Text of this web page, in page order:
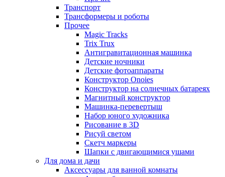
Транспорт
Трансформеры и роботы
Прочее
Magic Tracks
Trix Trux
Антигравитационная машинка
Детские ночники
Детские фотоаппараты
Конструктор Onoies
Конструктор на солнечных батареях
Магнитный конструктор
Машинка-перевертыш
Набор юного художника
Рисование в 3D
Рисуй светом
Скетч маркеры
Шапки с двигающимися ушами
Для дома и дачи
Аксессуары для ванной комнаты